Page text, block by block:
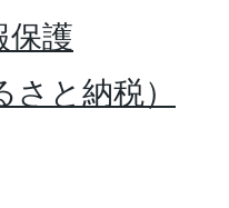
保護
と納税）